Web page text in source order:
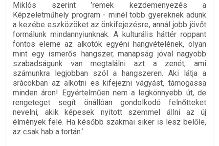
Miklós szerint ’remek kezdemenyezés a
Képzeletműhely program - minél több gyereknek adunk
a kezébe eszközöket az önkifejezésre, annál jobb jövőt
formálunk mindannyiunknak. A kulturális háttér roppant
fontos eleme az alkotók egyéni hangvételének, olyan
mint egy ismerős hangszer, manapság jóval nagyobb
szabadságunk van megtalálni azt a zenét, ami
számunkra legjobban szól a hangszeren. Aki látja a
srácokban az alkotni es kifejezni vágyást, támogassa
minden áron! Egyértelműen nem a legkönnyebb út, de
rengeteget segít önállóan gondolkodó felnőtteket
nevelni, akik képesek nyitott szemmel állni az új
élmények felé. Ha később szakmai siker is lesz belőle,
az csak hab a tortán.’